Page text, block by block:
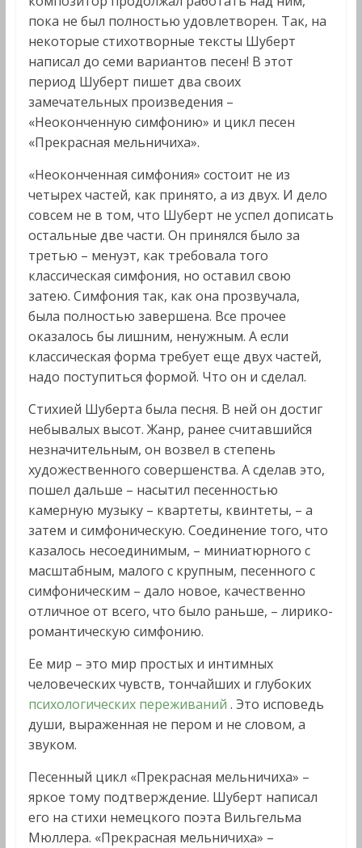
пока не был полностью удовлетворен. Так, на
некоторые стихотворные тексты Шуберт
написал до семи вариантов песен! В этот
период Шуберт пишет два своих
замечательных произведения –
«Неоконченную симфонию» и цикл песен
«Прекрасная мельничиха».
«Неоконченная симфония» состоит не из
четырех частей, как принято, а из двух. И дело
совсем не в том, что Шуберт не успел дописать
остальные две части. Он принялся было за
третью – менуэт, как требовала того
классическая симфония, но оставил свою
затею. Симфония так, как она прозвучала,
была полностью завершена. Все прочее
оказалось бы лишним, ненужным. А если
классическая форма требует еще двух частей,
надо поступиться формой. Что он и сделал.
Стихией Шуберта была песня. В ней он достиг
небывалых высот. Жанр, ранее считавшийся
незначительным, он возвел в степень
художественного совершенства. А сделав это,
пошел дальше – насытил песенностью
камерную музыку – квартеты, квинтеты, – а
затем и симфоническую. Соединение того, что
казалось несоединимым, – миниатюрного с
масштабным, малого с крупным, песенного с
симфоническим – дало новое, качественно
отличное от всего, что было раньше, – лирико-
романтическую симфонию.
Ее мир – это мир простых и интимных
человеческих чувств, тончайших и глубоких
психологических переживаний . Это исповедь
души, выраженная не пером и не словом, а
звуком.
Песенный цикл «Прекрасная мельничиха» –
яркое тому подтверждение. Шуберт написал
его на стихи немецкого поэта Вильгельма
Мюллера. «Прекрасная мельничиха» –